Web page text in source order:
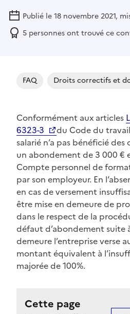
Publié le 18 novembre 2021,
5 personnes ont trouvé ce
FAQ Droits correctifs et
Conformément aux articles
6323-3
du Code du
salarié n’a pas bénéficié
un abondement de 3 000 €
Compte personnel de
par son employeur. En
en cas de versement
être mise en demeure de
dans le respect de la
défaut d’abondement suite
demeure l’entreprise verse
montant équivalent à
majorée de 100%.
Cette page